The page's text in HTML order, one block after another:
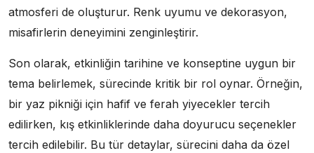
atmosferi de oluşturur. Renk uyumu ve dekorasyon,
misafirlerin deneyimini zenginleştirir.
Son olarak, etkinliğin tarihine ve konseptine uygun bir
tema belirlemek, sürecinde kritik bir rol oynar. Örneğin,
bir yaz pikniği için hafif ve ferah yiyecekler tercih
edilirken, kış etkinliklerinde daha doyurucu seçenekler
tercih edilebilir. Bu tür detaylar, sürecini daha da özel